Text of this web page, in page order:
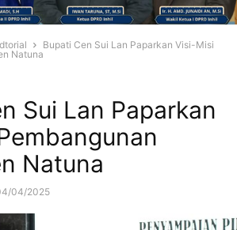
Bupati Cen Sui Lan Paparkan Visi-Misi
Natuna
Sui Lan Paparkan
Natuna
04/2025